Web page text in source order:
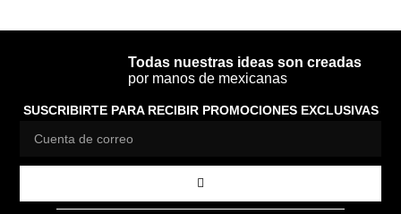
Todas nuestras ideas son creadas
por manos de mexicanas
SUSCRIBIRTE PARA RECIBIR PROMOCIONES EXCLUSIVAS